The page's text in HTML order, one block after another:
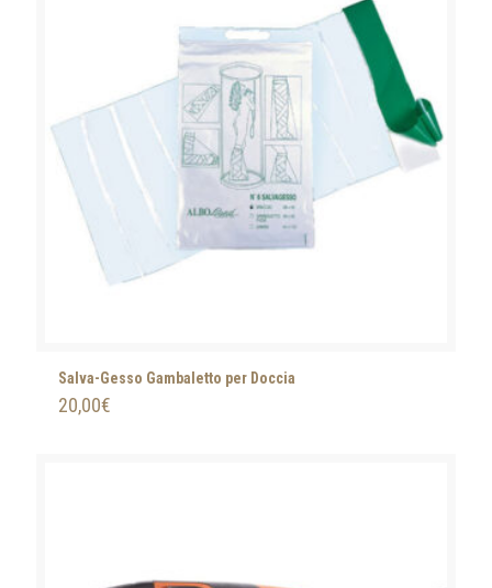
Salva-Gesso Gambaletto per Doccia
20,00€